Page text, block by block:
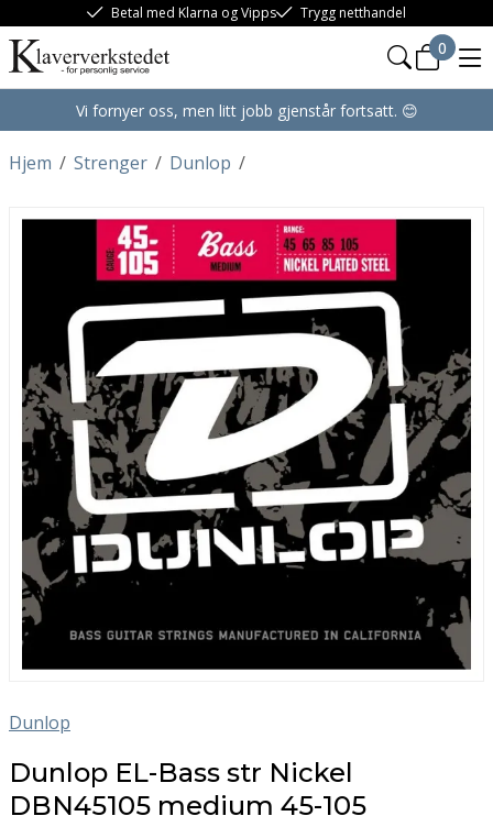
Betal med Klarna og Vipps Trygg netthandel
0
Vi fornyer oss, men litt jobb gjenstår fortsatt. 😊
/
Hjem /
Strenger /
Dunlop
Dunlop
Dunlop EL-Bass str Nickel
DBN45105 medium 45-105